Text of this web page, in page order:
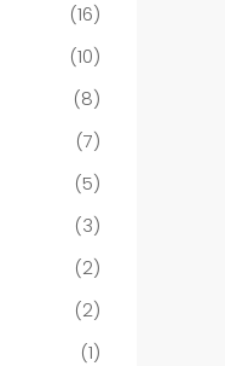
(16)
(10)
(8)
(7)
(5)
(3)
(2)
(2)
(1)